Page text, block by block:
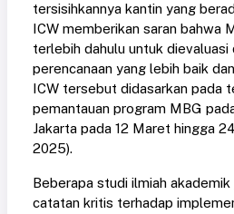
tersisihkannya kantin yang
ICW memberikan saran bahwa
terlebih dahulu untuk dievaluasi
perencanaan yang lebih baik
ICW tersebut didasarkan pada
pemantauan program MBG
Jakarta pada 12 Maret hingga
2025).
Beberapa studi ilmiah
catatan kritis terhadap